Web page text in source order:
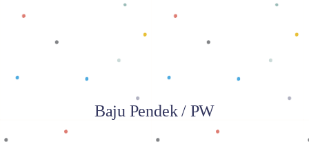
Baju Pendek / PW